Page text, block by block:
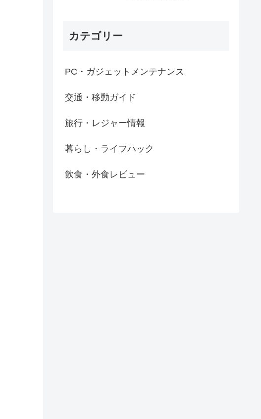
カテゴリー
PC・ガジェットメンテナンス
交通・移動ガイド
旅行・レジャー情報
暮らし・ライフハック
飲食・外食レビュー